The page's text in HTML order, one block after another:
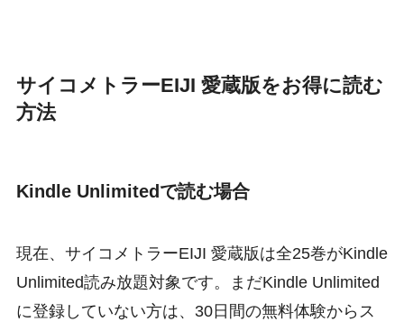
サイコメトラーEIJI 愛蔵版をお得に読む
方法
Kindle Unlimitedで読む場合
現在、サイコメトラーEIJI 愛蔵版は全25巻がKindle
Unlimited読み放題対象です。まだKindle Unlimited
に登録していない方は、30日間の無料体験からス